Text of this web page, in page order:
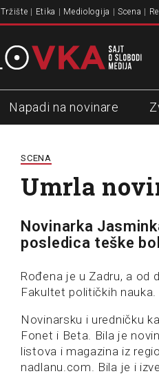
Tržište Etika Mediologija Scena
Napadi na novinare
SCENA
Umrla
Novinarka
posledica teške
Rođena je u Zadru, a od
Fakultet političkih nauka.
Novinarsku i uredničku
Fonet i Beta. Bila je
listova i magazina iz
nadlanu.com. Bila je i